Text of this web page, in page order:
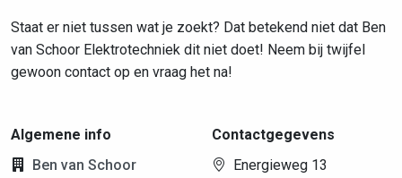
Staat er niet tussen wat je zoekt? Dat betekend niet dat Ben
van Schoor Elektrotechniek dit niet doet! Neem bij twijfel
gewoon contact op en vraag het na!
Algemene info
Ben van Schoor
Contactgegevens
Energieweg 13